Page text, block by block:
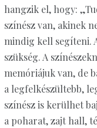
hangzik el, hogy:
színész van, akinek
mindig kell segíteni.
szükség. A
memóriájuk van, de
a legfelkészültebb,
színész is kerülhet
a poharat, zajt hall,